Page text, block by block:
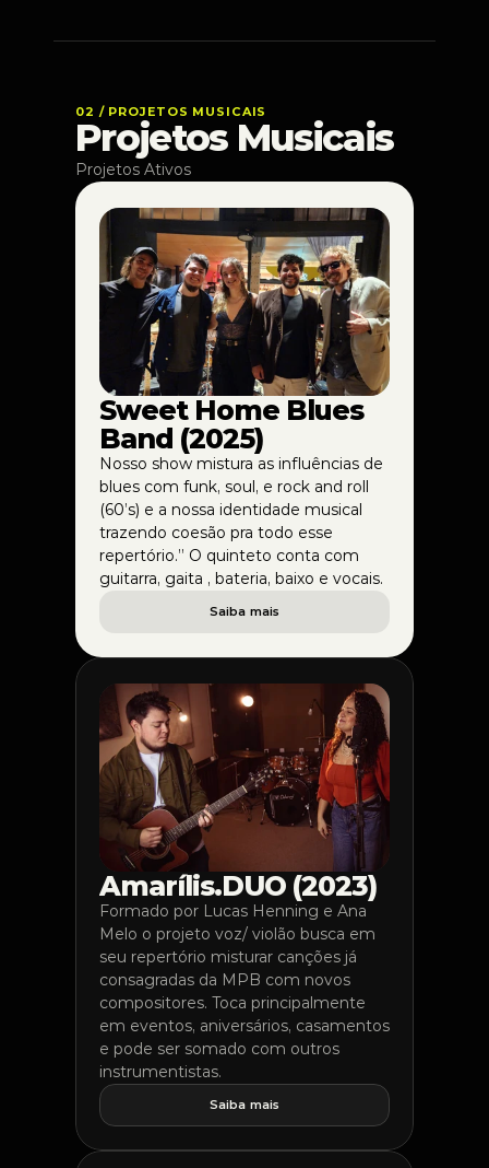
02 / PROJETOS MUSICAIS
Projetos Musicais
Projetos Ativos
Foto do projeto
BANDA SHBB
Sweet Home Blues
Band (2025)
Nosso show mistura as influências de
blues com funk, soul, e rock and roll
(60’s) e a nossa identidade musical
trazendo coesão pra todo esse
repertório.” O quinteto conta com
guitarra, gaita , bateria, baixo e vocais.
Saiba mais
Amarílis.DUO (2023)
Formado por Lucas Henning e Ana
Melo o projeto voz/ violão busca em
seu repertório misturar canções já
consagradas da MPB com novos
compositores. Toca principalmente
em eventos, aniversários, casamentos
e pode ser somado com outros
instrumentistas.
Saiba mais